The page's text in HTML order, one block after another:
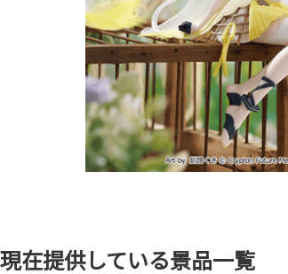
現在提供している景品一覧